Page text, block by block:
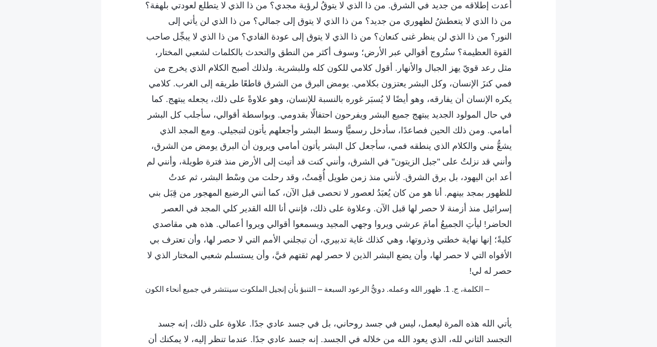
أعدت إطلاقه من جديد في الشرق. من ذا الذي لا يتوقُ لرؤية مجدي؟ من ذا الذي لا يتطلع لعودتي بلهفة؟
من ذا الذي لا يتعطشُ لظهوري من جديد؟ من ذا الذي لا يتوق إلى جمالي؟ من ذا الذي لن يأتي إلى
النور؟ من ذا الذي لن ينظر غنى كنعان؟ من ذا الذي لا يتوق إلى عودة الفادي؟ من ذا الذي لا يبجِّل صاحب
القوة العظيمة؟ ستُروج أقوالي عبر الأرض؛ وسوف أكثر من النطق والتحدث بالكلمات لشعبي المختار،
مثل رعد قويّ يهز الجبال والأنهار. أقول كلامي للكون كله وللبشرية. ولذلك أصبح الكلام الذي يخرج من
فمي كنزَ الإنسان، وكل البشر يعتزون بكلامي. يومض البرق من الشرق قاطعًا طريقه إلى الغرب. كلامي
يكره الإنسان أن يفارقه، وهو أيضًا لا يُسبَر غوره بالنسبة للإنسان، وهو علاوةً على ذلك، يجعله يبتهج. كما
في حال المولود الجديد يبتهج جميع البشر ويفرحون احتفالًا بقدومي. وبواسطة أقوالي، سأجلب كل البشر
أمامي. ومن ذلك الحين فصاعدًا، سأدخل رسميًّا وسط البشر وأجعلهم يأتون لتبجيلي. ومع المجد الذي
يشعُّ مني والكلام الذي ينطقه فمي، سأجعل كل البشر يأتون أمامي ويرون أن البرق يومض من الشرق،
وأنني قد نزلتُ على "جبل الزيتون" في الشرق، وأنني كنت قد أتيت إلى الأرض منذ فترة طويلة، وأنني لم
أعد ابن اليهود، بل برق الشرق. لأنني منذ زمن طويل أُقِمتُ، وقد رحلت من وسْط البشر، ثم عدتُ
للظهور بمجد بينهم. أنا هو من كان يُعبَدُ لعصور لا تحصى قبل الآن، كما أنني الرضيع المهجور من قِبَل بني
إسرائيل منذ أزمنة لا حصر لها قبل الآن. وعلاوة على ذلك، فإنني أنا الله القدير كلي المجد في العصر
الحاضر! ليأتِ الجميعُ أمامَ عرشي ويروا وجهي المجيد ويسمعوا أقوالي ويروا أعمالي. هذه هي مقاصدي
كليةً؛ إنها نهاية خطتي وذروتها، وهي كذلك غاية تدبيري، أن تبجلني الأمم التي لا حصر لها، وأن تعترف بي
الأفواه التي لا حصر لها، وأن يضع البشر الذين لا حصر لهم ثقتهم فيَّ، وأن يستسلم شعبي المختار الذي لا
حصر له لي!
– الكلمة، ج. 1. ظهور الله وعمله. دويُّ الرعود السبعة – التنبؤ بأن إنجيل الملكوت سينتشر في جميع أنحاء الكون
يأتي الله هذه المرة ليعمل، ليس في جسد روحاني، بل في جسد عادي جدًا. علاوة على ذلك، إنه جسد
التجسد الثاني لله، الذي يعود الله من خلاله في الجسد. إنه جسد عادي جدًا. عندما تنظر إليه، لا يمكنك أن